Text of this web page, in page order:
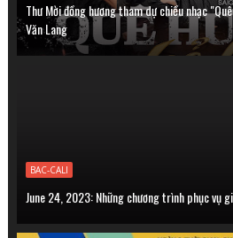
Thư Mời đồng hương tham dự chiều nhạc
Văn Lang
BAC-CALI
June 24, 2023: Những chương trình phục vụ